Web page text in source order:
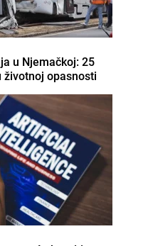
u Njemačkoj: 25
opasnosti